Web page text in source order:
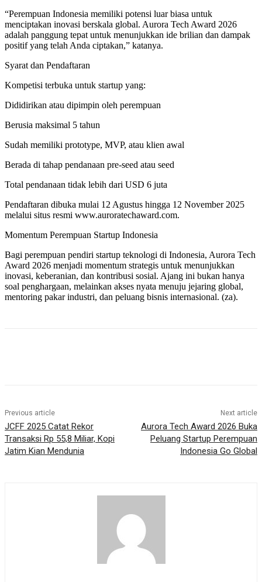
“Perempuan Indonesia memiliki potensi luar biasa untuk
menciptakan inovasi berskala global. Aurora Tech Award 2026
adalah panggung tepat untuk menunjukkan ide brilian dan dampak
positif yang telah Anda ciptakan,” katanya.
Syarat dan Pendaftaran
Kompetisi terbuka untuk startup yang:
Dididirikan atau dipimpin oleh perempuan
Berusia maksimal 5 tahun
Sudah memiliki prototype, MVP, atau klien awal
Berada di tahap pendanaan pre-seed atau seed
Total pendanaan tidak lebih dari USD 6 juta
Pendaftaran dibuka mulai 12 Agustus hingga 12 November 2025
melalui situs resmi www.auroratechaward.com.
Momentum Perempuan Startup Indonesia
Bagi perempuan pendiri startup teknologi di Indonesia, Aurora Tech
Award 2026 menjadi momentum strategis untuk menunjukkan
inovasi, keberanian, dan kontribusi sosial. Ajang ini bukan hanya
soal penghargaan, melainkan akses nyata menuju jejaring global,
mentoring pakar industri, dan peluang bisnis internasional. (za).
Previous article
JCFF 2025 Catat Rekor
Transaksi Rp 55,8 Miliar, Kopi
Jatim Kian Mendunia
Next article
Aurora Tech Award 2026 Buka
Peluang Startup Perempuan
Indonesia Go Global